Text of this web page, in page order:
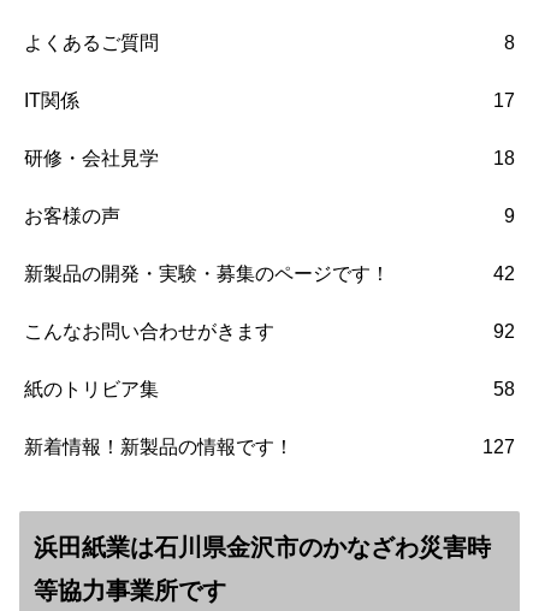
よくあるご質問 8
IT関係 17
研修・会社見学 18
お客様の声 9
新製品の開発・実験・募集のページです！ 42
こんなお問い合わせがきます 92
紙のトリビア集 58
新着情報！新製品の情報です！ 127
浜田紙業は石川県金沢市のかなざわ災害時
等協力事業所です